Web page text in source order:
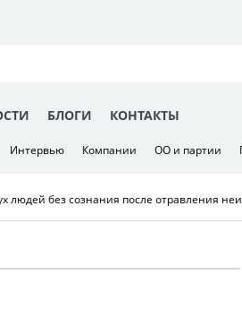
БЛОГИ КОНТАКТЫ
Интервью Компании ОО и партии
людей без сознания после отравления